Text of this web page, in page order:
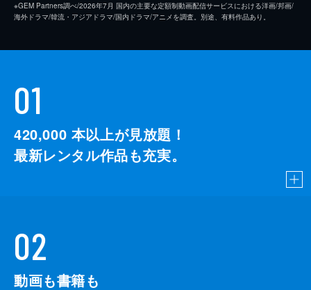
※GEM Partners調べ/2026年7⽉ 国内の主要な定額制動画配信サービスにおける洋画/邦画/
海外ドラマ/韓流・アジアドラマ/国内ドラマ/アニメを調査。別途、有料作品あり。
01
420,000 本以上が見放題！
最新レンタル作品も充実。
02
動画も書籍も